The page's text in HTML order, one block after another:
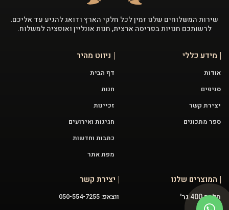
שירות המשלוחים שלנו זמין לכל חלקי הארץ ודואג להגיע עד אליכם.
לרשותכם חנויות בפריסה ארצית, חנות אונליין ואופציה למשלוח.
מידע כללי
אודות
סניפים
יצירת קשר
ספר מתכונים
ניווט מהיר
דף הבית
חנות
זכיינות
חגיגות ואירועים
כתבות וחדשות
מפת אתר
המוצרים שלנו
חלבה 400 גר'
יצירת קשר
ווצאפ: 050-554-7255